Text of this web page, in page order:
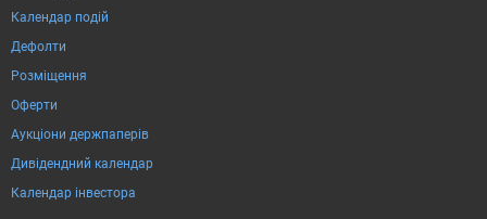
Календар подій
Дефолти
Розміщення
Оферти
Аукціони держпаперів
Дивідендний календар
Календар інвестора